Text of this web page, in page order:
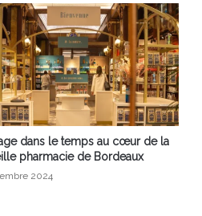
dans le temps au cœur de la
pharmacie de Bordeaux
2024